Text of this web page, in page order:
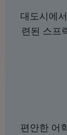
대도시에
련된 스프
편안한 어